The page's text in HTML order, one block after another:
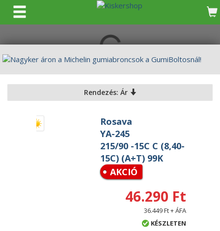
Rendezés: Ár
Rosava
YA-245
215/90 -15C C (8,40-
15C) (A+T) 99K
AKCIÓ
46.290 Ft
36.449 Ft + ÁFA
KÉSZLETEN